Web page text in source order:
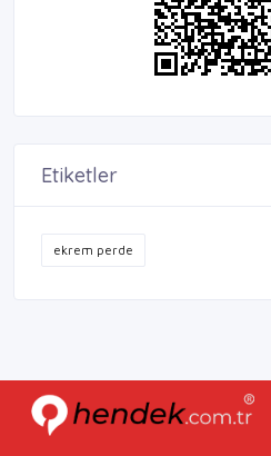
Etiketler
ekrem perde